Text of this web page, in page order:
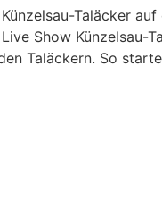
Taläcker
Show Künzelsau-
Taläckern. So